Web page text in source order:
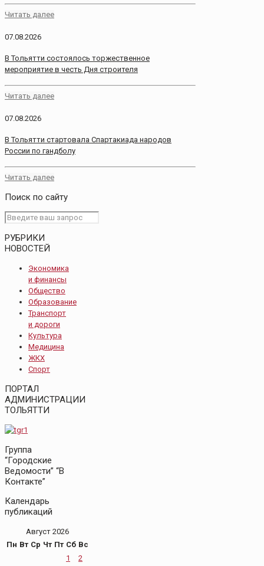
Читать далее
07.08.2026
В Тольятти состоялось торжественное
мероприятие в честь Дня строителя
Читать далее
07.08.2026
В Тольятти стартовала Спартакиада народов
России по гандболу
Читать далее
Поиск по сайту
РУБРИКИ
НОВОСТЕЙ
Экономика
и финансы
Общество
Образование
Транспорт
и дороги
Культура
Медицина
ЖКХ
Спорт
ПОРТАЛ
АДМИНИСТРАЦИИ
ТОЛЬЯТТИ
Группа
“Городские
Ведомости” “В
Контакте”
Календарь
публикаций
Август 2026
Пн Вт Ср Чт Пт Сб Вс
1
2